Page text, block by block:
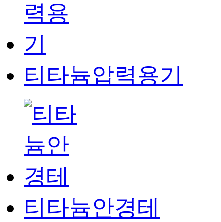
티타늄압력용기
티타늄안경테